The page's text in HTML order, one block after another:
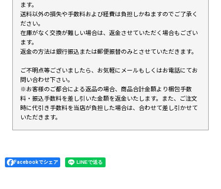
ます。
送料以外の損失や手数料および経費は負担しかねますのでご了承く
ださい。
在庫がなく交換が難しい場合は、返金させていただく場合もござい
ます。
返金の方法は銀行振込または郵便振替のみとさせていただきます。
ご不明点等ございましたら、お気軽にメールもしくはお電話にてお
問い合わせ下さい。
※お客様のご都合による返品の場合、商品合計金額より梱包手数
料・振込手数料を差し引いた金額を返金いたします。また、ご注文
時に代引き手数料を当店が負担した場合は、合わせて差し引かせて
いただきます。
Facebookでシェア